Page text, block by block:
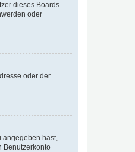
dieses Boards
oder
oder der
angegeben hast,
Benutzerkonto